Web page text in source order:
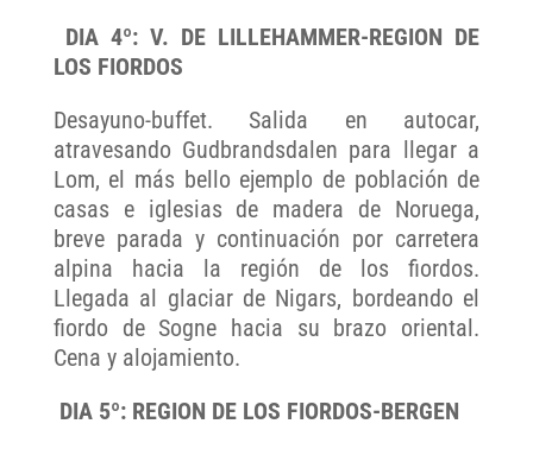
DIA 4º: V. DE LILLEHAMMER-REGION DE
LOS FIORDOS
Desayuno-buffet. Salida en autocar,
atravesando Gudbrandsdalen para llegar a
Lom, el más bello ejemplo de población de
casas e iglesias de madera de Noruega,
breve parada y continuación por carretera
alpina hacia la región de los fiordos.
Llegada al glaciar de Nigars, bordeando el
fiordo de Sogne hacia su brazo oriental.
Cena y alojamiento.
DIA 5º: REGION DE LOS FIORDOS-BERGEN